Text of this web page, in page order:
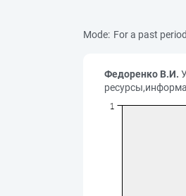
Mode: For a past
Федоренко В.И.